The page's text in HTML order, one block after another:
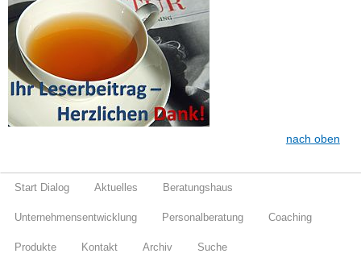
nach oben
Start Dialog Aktuelles Beratungshaus
Unternehmensentwicklung Personalberatung Coaching
Produkte Kontakt Archiv Suche